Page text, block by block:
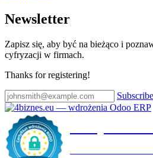
Newsletter
Zapisz się, aby być na bieżąco i
cyfryzacji w firmach.
Thanks for registering!
Subscribe